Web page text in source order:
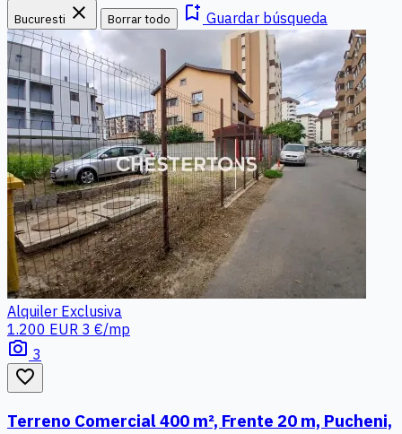
Bucuresti close Borrar todo bookmark_add Guardar búsqueda
Alquiler Exclusiva
1.200 EUR 3 €/mp
photo_camera 3
favorite_border
Terreno Comercial 400 m², Frente 20 m, Pucheni,